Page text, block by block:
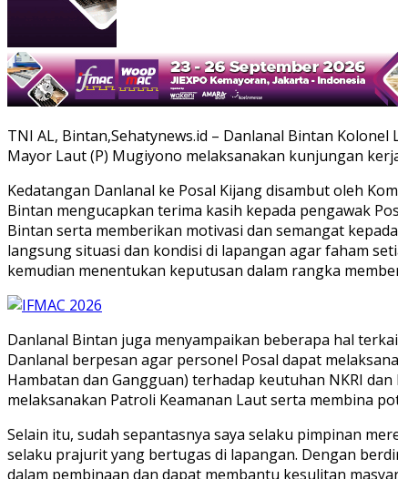
TNI AL, Bintan,Sehatynews.id – Danlanal Bintan
Mayor Laut (P) Mugiyono melaksanakan kunjungan
Kedatangan Danlanal ke Posal Kijang disambut oleh
Bintan mengucapkan terima kasih kepada pengawak
Bintan serta memberikan motivasi dan semangat
langsung situasi dan kondisi di lapangan agar faham
kemudian menentukan keputusan dalam rangka
Danlanal Bintan juga menyampaikan beberapa hal
Danlanal berpesan agar personel Posal dapat
Hambatan dan Gangguan) terhadap keutuhan NKRI
melaksanakan Patroli Keamanan Laut serta membina
Selain itu, sudah sepantasnya saya selaku pimpinan
selaku prajurit yang bertugas di lapangan. Dengan
dalam pembinaan dan dapat membantu kesulitan